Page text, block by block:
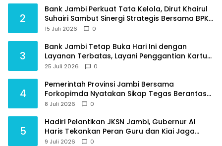
2
Bank Jambi Perkuat Tata Kelola, Dirut Khairul
Suhairi Sambut Sinergi Strategis Bersama BPKP
Jambi
15 Juli 2026 0
3
Bank Jambi Tetap Buka Hari Ini dengan
Layanan Terbatas, Layani Penggantian Kartu
ATM dan Perubahan PIN
25 Juli 2026 0
4
Pemerintah Provinsi Jambi Bersama
Forkopimda Nyatakan Sikap Tegas Berantas
Geng Motor
8 Juli 2026 0
5
Hadiri Pelantikan JKSN Jambi, Gubernur Al
Haris Tekankan Peran Guru dan Kiai Jaga
Moral Generasi Bangsa
9 Juli 2026 0